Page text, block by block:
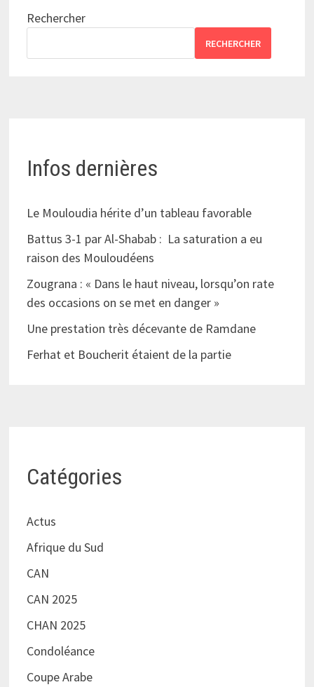
Rechercher
RECHERCHER
Infos dernières
Le Mouloudia hérite d’un tableau favorable
Battus 3-1 par Al-Shabab : La saturation a eu
raison des Mouloudéens
Zougrana : « Dans le haut niveau, lorsqu’on rate
des occasions on se met en danger »
Une prestation très décevante de Ramdane
Ferhat et Boucherit étaient de la partie
Catégories
Actus
Afrique du Sud
CAN
CAN 2025
CHAN 2025
Condoléance
Coupe Arabe